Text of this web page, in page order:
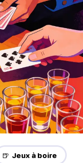
🍺 Jeux à boire